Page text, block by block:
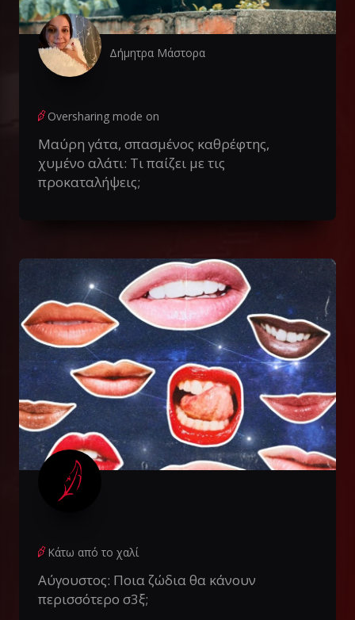
Δήμητρα Μάστορα
Oversharing mode on
Μαύρη γάτα, σπασμένος καθρέφτης,
χυμένο αλάτι: Τι παίζει με τις
προκαταλήψεις;
Κάτω από το χαλί
Αύγουστος: Ποια ζώδια θα κάνουν
περισσότερο σ3ξ;